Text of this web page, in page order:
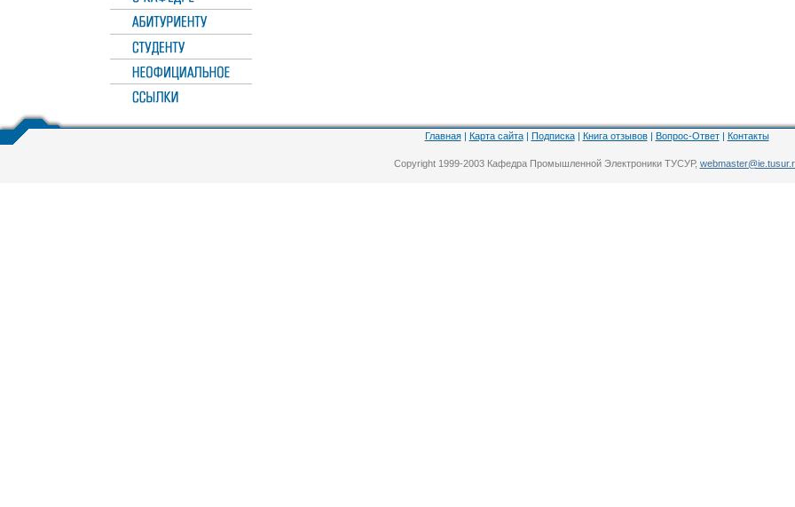
Главная| Карта сайта| Подписка| Книга отзывов| Вопрос-Ответ| Контакты
Copyright 1999-2003 Кафедра Промышленной Электроники ТУСУР,